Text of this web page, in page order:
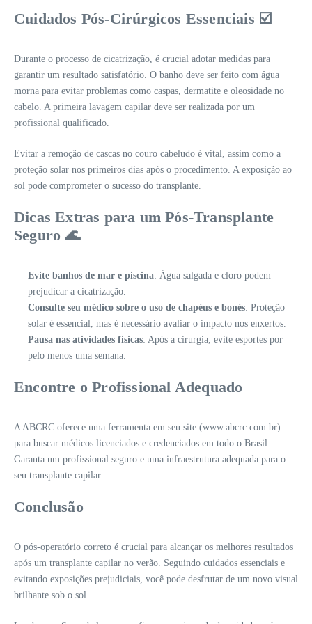
Cuidados Pós-Cirúrgicos Essenciais ☑️
Durante o processo de cicatrização, é crucial adotar medidas para
garantir um resultado satisfatório. O banho deve ser feito com água
morna para evitar problemas como caspas, dermatite e oleosidade no
cabelo. A primeira lavagem capilar deve ser realizada por um
profissional qualificado.
Evitar a remoção de cascas no couro cabeludo é vital, assim como a
proteção solar nos primeiros dias após o procedimento. A exposição ao
sol pode comprometer o sucesso do transplante.
Dicas Extras para um Pós-Transplante
Seguro 🌊
Evite banhos de mar e piscina: Água salgada e cloro podem
prejudicar a cicatrização.
Consulte seu médico sobre o uso de chapéus e bonés: Proteção
solar é essencial, mas é necessário avaliar o impacto nos enxertos.
Pausa nas atividades físicas: Após a cirurgia, evite esportes por
pelo menos uma semana.
Encontre o Profissional Adequado
A ABCRC oferece uma ferramenta em seu site (www.abcrc.com.br)
para buscar médicos licenciados e credenciados em todo o Brasil.
Garanta um profissional seguro e uma infraestrutura adequada para o
seu transplante capilar.
Conclusão
O pós-operatório correto é crucial para alcançar os melhores resultados
após um transplante capilar no verão. Seguindo cuidados essenciais e
evitando exposições prejudiciais, você pode desfrutar de um novo visual
brilhante sob o sol.